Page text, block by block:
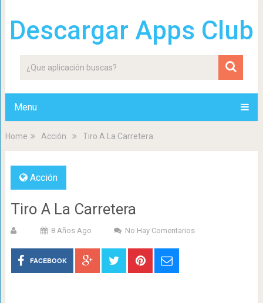
Descargar Apps Club
Menu
Home Acción Tiro A La Carretera
Acción
Tiro A La Carretera
8 Años Ago No Hay Comentarios
FACEBOOK